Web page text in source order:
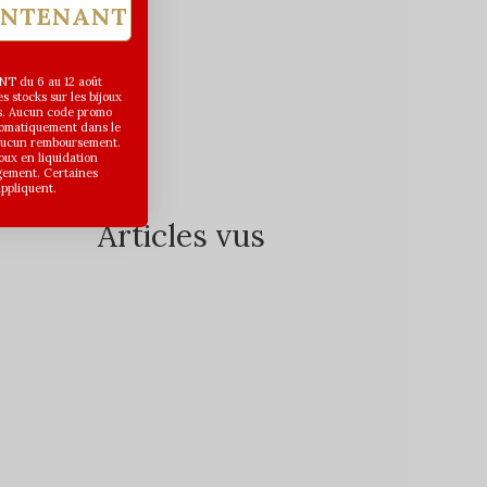
Articles vus
du 6 au 12 août
stocks sur les bijoux
Aucun code promo
dans le
remboursement.
en liquidation
Certaines